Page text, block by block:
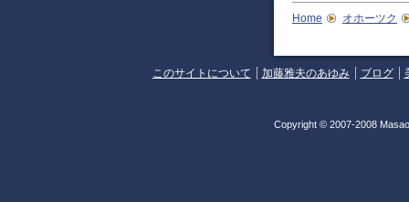
Home オホーツク
このサイトについて 加藤雅夫のあゆみ ブログ
Copyright © 2007-2008